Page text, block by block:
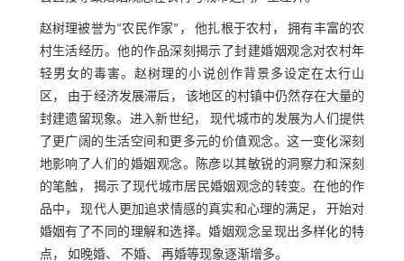
赵树理被誉为“农民作家”， 他扎根于农村， 拥有丰富的农
村生活经历。他的作品深刻揭示了封建婚姻观念对农村年
轻男女的毒害。赵树理的小说创作背景多设定在太行山
区， 由于经济发展滞后， 该地区的村镇中仍然存在大量的
封建遗留现象。进入新世纪， 现代城市的发展为人们提供
了更广阔的生活空间和更多元的价值观念。这一变化深刻
地影响了人们的婚姻观念。陈彦以其敏锐的洞察力和深刻
的笔触， 揭示了现代城市居民婚姻观念的转变。在他的作
品中， 现代人更加追求情感的真实和心理的满足， 开始对
婚姻有了不同的理解和选择。婚姻观念呈现出多样化的特
点， 如晚婚、 不婚、 再婚等现象逐渐增多。